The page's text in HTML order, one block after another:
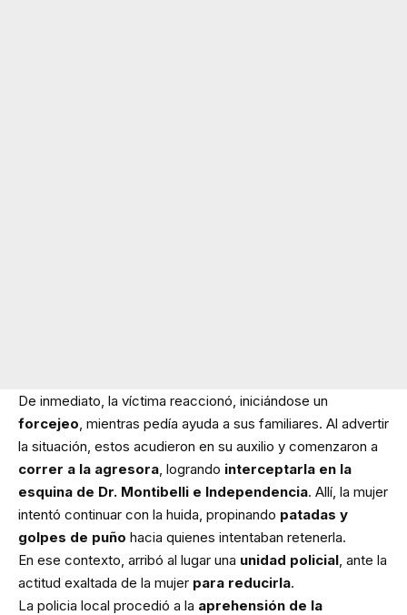
De inmediato, la víctima reaccionó, iniciándose un
forcejeo, mientras pedía ayuda a sus familiares. Al advertir
la situación, estos acudieron en su auxilio y comenzaron a
correr a la agresora, logrando interceptarla en la
esquina de Dr. Montibelli e Independencia. Allí, la mujer
intentó continuar con la huida, propinando patadas y
golpes de puño hacia quienes intentaban retenerla.
En ese contexto, arribó al lugar una unidad policial, ante la
actitud exaltada de la mujer para reducirla.
La policia local procedió a la aprehensión de la